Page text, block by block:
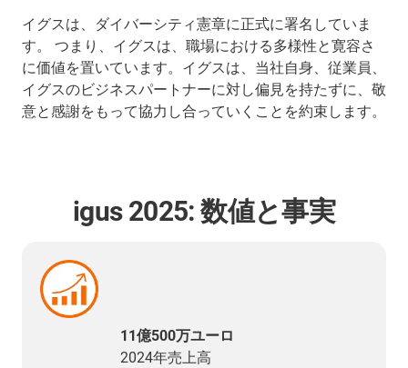
イグスは、ダイバーシティ憲章に正式に署名していま
す。 つまり、イグスは、職場における多様性と寛容さ
に価値を置いています。イグスは、当社自身、従業員、
イグスのビジネスパートナーに対し偏見を持たずに、敬
意と感謝をもって協力し合っていくことを約束します。
igus 2025: 数値と事実
11億500万ユーロ
2024年売上高